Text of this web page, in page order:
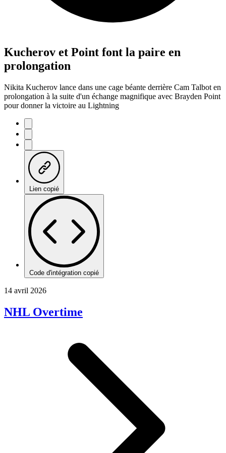
Kucherov et Point font la paire en
prolongation
Nikita Kucherov lance dans une cage béante derrière Cam Talbot en
prolongation à la suite d'un échange magnifique avec Brayden Point
pour donner la victoire au Lightning
Lien copié
Code d'intégration copié
14 avril 2026
NHL Overtime